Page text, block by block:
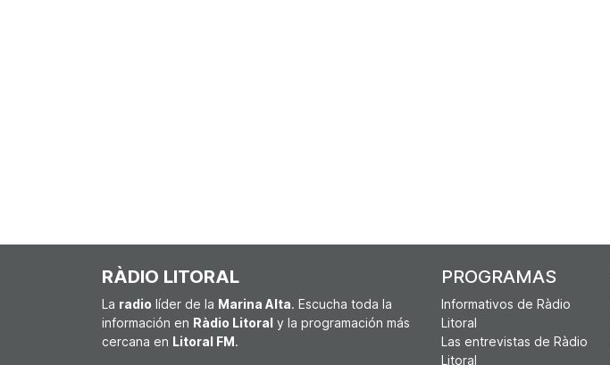
RÀDIO LITORAL
La radio líder de la Marina Alta. Escucha toda la
información en Ràdio Litoral y la programación más
cercana en Litoral FM.
PROGRAMAS
Informativos de Ràdio
Litoral
Las entrevistas de Ràdio
Litoral